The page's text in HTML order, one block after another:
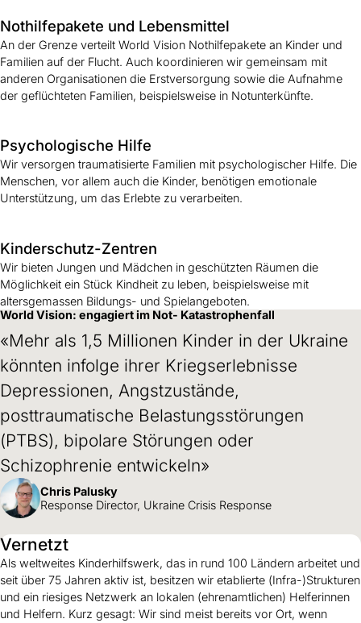
Nothilfepakete und Lebensmittel
An der Grenze verteilt World Vision Nothilfepakete an Kinder und
Familien auf der Flucht. Auch koordinieren wir gemeinsam mit
anderen Organisationen die Erstversorgung sowie die Aufnahme
der geflüchteten Familien, beispielsweise in Notunterkünfte.
Psychologische Hilfe
Wir versorgen traumatisierte Familien mit psychologischer Hilfe. Die
Menschen, vor allem auch die Kinder, benötigen emotionale
Unterstützung, um das Erlebte zu verarbeiten.
Kinderschutz-Zentren
Wir bieten Jungen und Mädchen in geschützten Räumen die
Möglichkeit ein Stück Kindheit zu leben, beispielsweise mit
altersgemassen Bildungs- und Spielangeboten.
World Vision: engagiert im Not- Katastrophenfall
«Mehr als 1,5 Millionen Kinder in der Ukraine
könnten infolge ihrer Kriegserlebnisse
Depressionen, Angstzustände,
posttraumatische Belastungsstörungen
(PTBS), bipolare Störungen oder
Schizophrenie entwickeln»
Chris Palusky
Response Director, Ukraine Crisis Response
Vernetzt
Als weltweites Kinderhilfswerk, das in rund 100 Ländern arbeitet und
seit über 75 Jahren aktiv ist, besitzen wir etablierte (Infra-)Strukturen
und ein riesiges Netzwerk an lokalen (ehrenamtlichen) Helferinnen
und Helfern. Kurz gesagt: Wir sind meist bereits vor Ort, wenn